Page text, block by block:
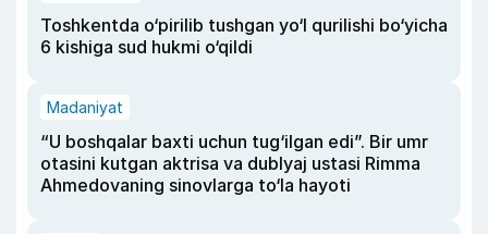
Toshkentda o‘pirilib tushgan yo‘l qurilishi bo‘yicha
6 kishiga sud hukmi o‘qildi
Madaniyat
“U boshqalar baxti uchun tug‘ilgan edi”. Bir umr
otasini kutgan aktrisa va dublyaj ustasi Rimma
Ahmedovaning sinovlarga to‘la hayoti